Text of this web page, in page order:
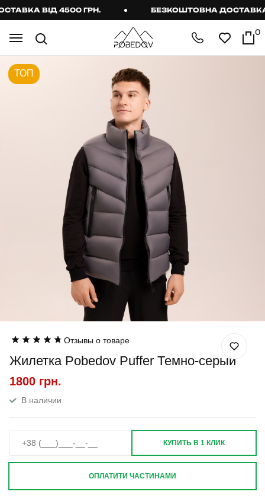
ВІД 4500 ГРН. БЕЗКОШТОВНА ДОСТАВКА
0
ТОП
Отзывы о товаре
Жилетка Pobedov Puffer Темно-серый
1800 грн.
В наличии
КУПИТЬ В 1 КЛИК
ОПЛАТИТИ ЧАСТИНАМИ